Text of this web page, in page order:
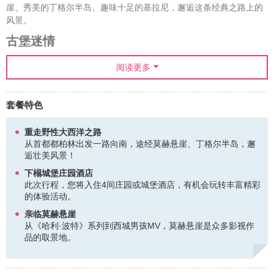
崖、秀美的丁格尔半岛、趣味十足的基拉尼，邂逅这条经典之路上的
风景。
古堡迷情
古堡，让人充满遐想的童话中的所在——金碧辉煌的大厅、精雕细琢
的器皿，英俊潇洒的绅士与高贵优雅的小姐在这里盛装起舞，多少浪
漫的恋曲就此谱写。与爱人一起在这里过上几日贵族生活，或是举行
梦幻的城堡婚礼，都令人神往无比。
过富丽堂皇的酒店大堂，步入精致的房间，宽大的四柱大床上铺着柔
软华丽的床品，靠在古典的贵妃椅上倚着天鹅绒的靠枕小憩，斟上一
杯香槟，眺望窗外清澈的科里布湖，一切都如贵族般从容。在这个童
皮尔斯·布鲁斯南等名人选择在爱莎弗德城堡举行婚礼的原因。慕名而
来的名流更是不胜枚举，如罗南·里根，爱德华王子等都曾是这里的宾
签证提示：
1. 从7月1日起，递交爱尔兰签证申请的中国游客，可在申请时选择5
年多次签证。如果申请人有可靠的旅行记录，如爱尔兰、英国、申根
国家、澳大利亚、加拿大、新西兰或美国之前签发的签证，并符合这
阅读更多
套餐特色
重走野性大西洋之路
从首都都柏林出发一路向南，途经莫赫悬崖、丁格尔半岛，邂
逅壮美风景！
下榻城堡庄园酒店
此次行程，您将入住4间庄园或城堡酒店，有机会玩转丰富精彩
的体验活动。
亲临莫赫悬崖
从《哈利·波特》系列到西城男孩MV，莫赫悬崖是众多影视作
品的取景地。